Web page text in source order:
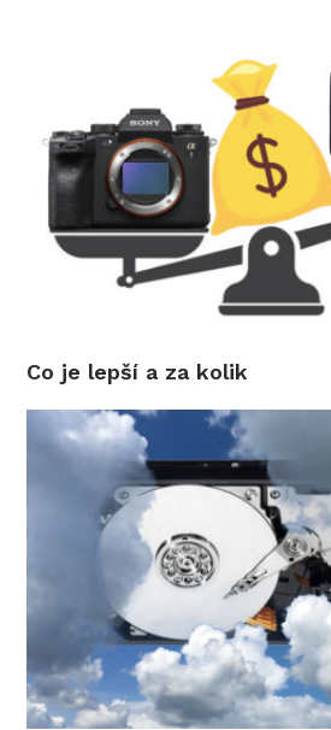
Co je lepší a za kolik